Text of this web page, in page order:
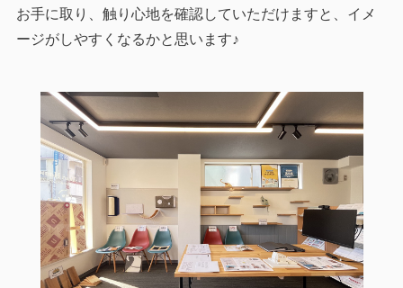
お手に取り、触り心地を確認していただけますと、イメ
ージがしやすくなるかと思います♪